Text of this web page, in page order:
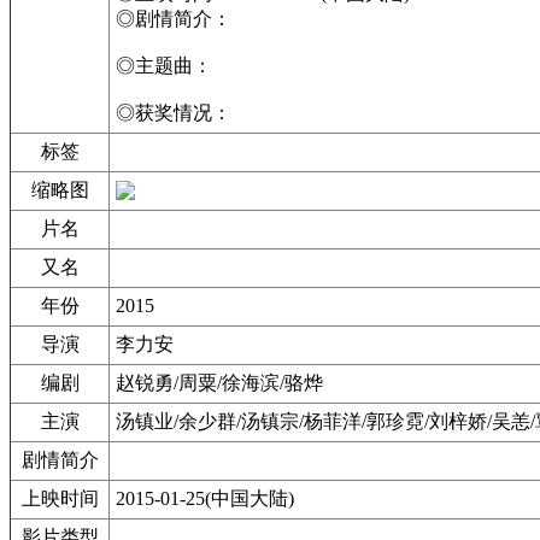
◎剧情简介：
◎主题曲：
◎获奖情况：
标签
缩略图
片名
又名
年份
2015
导演
李力安
编剧
赵锐勇/周粟/徐海滨/骆烨
主演
汤镇业/余少群/汤镇宗/杨菲洋/郭珍霓/刘梓娇/吴恙/
剧情简介
上映时间
2015-01-25(中国大陆)